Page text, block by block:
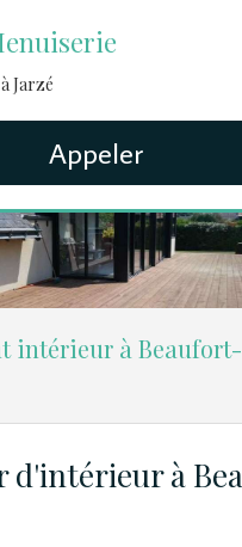
Jarzé
Appeler
intérieur à
d'intérieur à